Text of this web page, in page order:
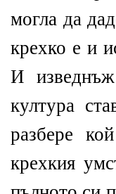
могла да
крехко е и
И
култура
разбере
крехкия